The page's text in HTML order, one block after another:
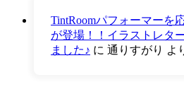
TintRoomパフォーマーを
が登場！！イラストレタ
ました♪ に 通りすがり よ